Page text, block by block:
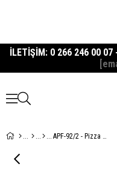
İLETİŞİM: 0 266 246 00
APF-92/2 - Pizza Fırını Atalay 92x92 Çift Katlı